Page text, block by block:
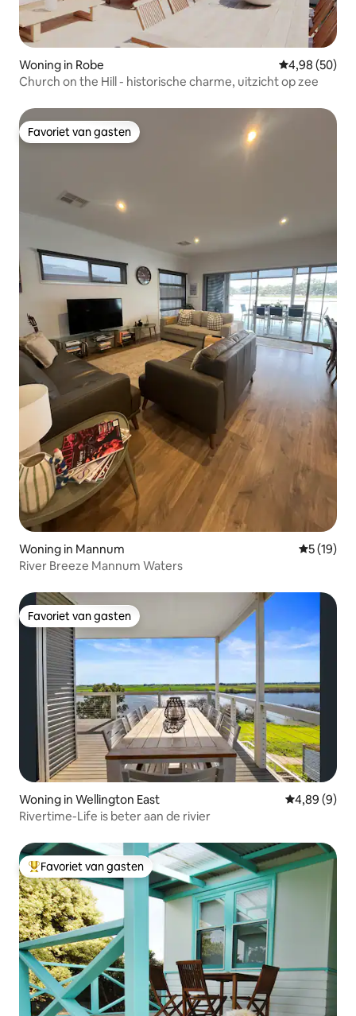
Woning in Robe Gemiddelde
4,98 (50)
Church on the Hill - historische charme, uitzicht op zee
Favoriet van gasten
Favoriet van gasten
Woning in Mannum
5 (19)
River Breeze Mannum Waters
Favoriet van gasten
Favoriet van gasten
Woning in Wellington East Gemiddelde
4,89 (9)
Rivertime-Life is beter aan de rivier
Topfavoriet van gasten
Favoriet van gasten